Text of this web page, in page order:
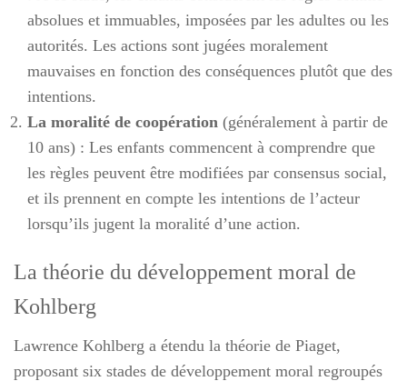
absolues et immuables, imposées par les adultes ou les
autorités. Les actions sont jugées moralement
mauvaises en fonction des conséquences plutôt que des
intentions.
La moralité de coopération (généralement à partir de
10 ans) : Les enfants commencent à comprendre que
les règles peuvent être modifiées par consensus social,
et ils prennent en compte les intentions de l’acteur
lorsqu’ils jugent la moralité d’une action.
La théorie du développement moral de
Kohlberg
Lawrence Kohlberg a étendu la théorie de Piaget,
proposant six stades de développement moral regroupés